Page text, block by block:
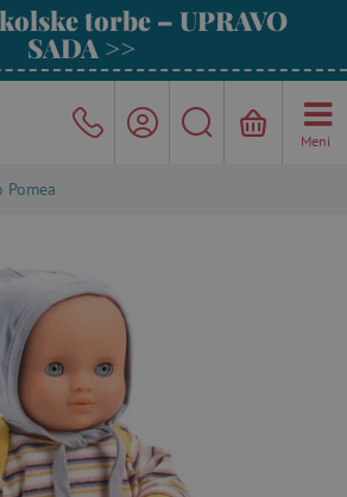
torbe – UPRAVO
SADA >>
Meni
Pomea